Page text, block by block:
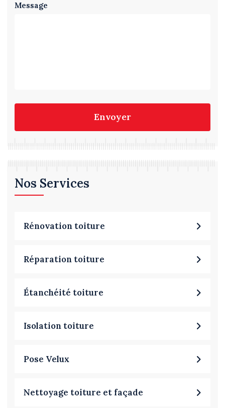
Message
Envoyer
Nos Services
Rénovation toiture
Réparation toiture
Étanchéité toiture
Isolation toiture
Pose Velux
Nettoyage toiture et façade